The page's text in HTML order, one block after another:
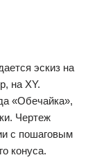
эскиз на
на XY.
«Обечайка»,
Чертеж
с пошаговым
конуса.